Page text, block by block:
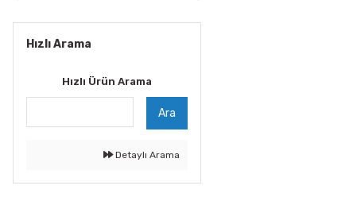
Hızlı Arama
Hızlı Ürün Arama
Ara
Detaylı Arama